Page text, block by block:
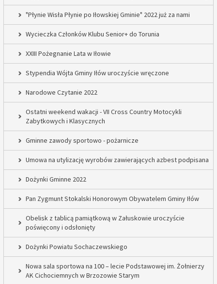
"Płynie Wisła Płynie po Iłowskiej Gminie" 2022 już za nami
Wycieczka Członków Klubu Senior+ do Torunia
XXIII Pożegnanie Lata w Iłowie
Stypendia Wójta Gminy Iłów uroczyście wręczone
Narodowe Czytanie 2022
Ostatni weekend wakacji - VII Cross Country Motocykli
Zabytkowych i Klasycznych
Gminne zawody sportowo - pożarnicze
Umowa na utylizację wyrobów zawierających azbest podpisana
Dożynki Gminne 2022
Pan Zygmunt Stokalski Honorowym Obywatelem Gminy Iłów
Obelisk z tablicą pamiątkową w Załuskowie uroczyście
poświęcony i odsłonięty
Dożynki Powiatu Sochaczewskiego
Nowa sala sportowa na 100 – lecie Podstawowej im. Żołnierzy
AK Cichociemnych w Brzozowie Starym